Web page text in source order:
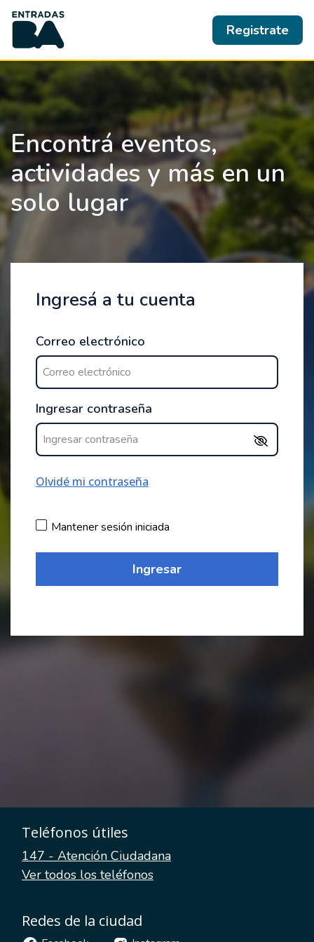
Registrate
Encontrá eventos,
actividades y más en un
solo lugar
Ingresá a tu cuenta
Correo electrónico
Ingresar contraseña
Olvidé mi contraseña
Mantener sesión iniciada
Ingresar
Teléfonos útiles
147 - Atención Ciudadana
Ver todos los teléfonos
Redes de la ciudad